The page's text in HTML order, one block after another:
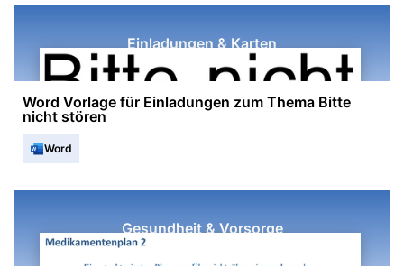
Einladungen & Karten
Word Vorlage für Einladungen zum Thema Bitte
nicht stören
Word
Gesundheit & Vorsorge